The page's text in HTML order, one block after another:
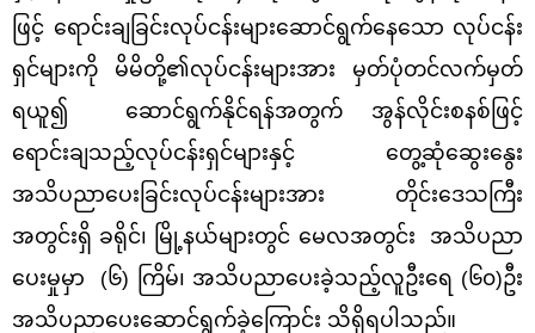
ဖြင့် ရောင်းချခြင်းလုပ်ငန်းများဆောင်ရွက်နေသော လုပ်ငန်း
ရှင်များကို မိမိတို့၏လုပ်ငန်းများအား မှတ်ပုံတင်လက်မှတ်
ရယူ၍ ဆောင်ရွက်နိုင်ရန်အတွက် အွန်လိုင်းစနစ်ဖြင့်
ရောင်းချသည့်လုပ်ငန်းရှင်များနှင့် တွေ့ဆုံဆွေးနွေး
အသိပညာ‌ပေးခြင်းလုပ်ငန်းများအား တိုင်းဒေသကြီး
အတွင်းရှိ ခရိုင်၊ မြို့နယ်များတွင် မေလအတွင်း အသိပညာ
ပေးမှုမှာ (၆) ကြိမ်၊ အသိပညာပေးခဲ့သည့်လူဦးရေ (၆၀)ဦး
အသိပညာပေးဆောင်ရွက်ခဲ့ကြောင်း သိရှိရပါသည်။